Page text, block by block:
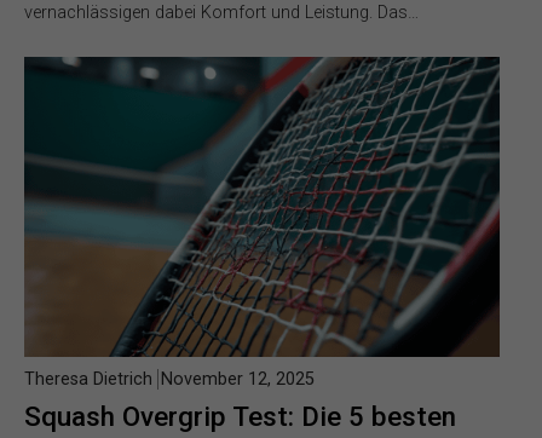
vernachlässigen dabei Komfort und Leistung. Das…
Squash Overgrip Test: Die 5 besten
Theresa Dietrich November 12, 2025